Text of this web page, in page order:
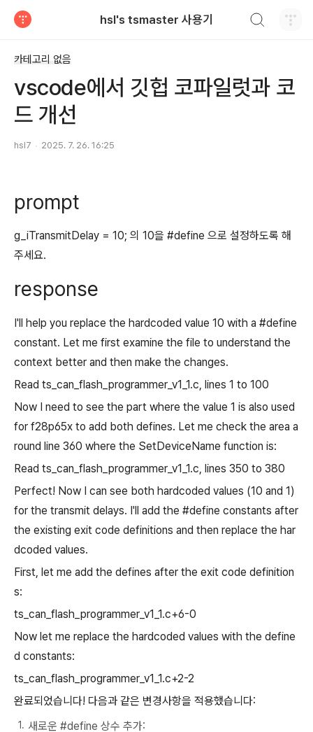
hsl's tsmaster 사용기
카테고리 없음
vscode에서 깃헙 코파일럿과 코
드 개선
hsl7 2025. 7. 26. 16:25
prompt
g_iTransmitDelay = 10; 의 10을 #define 으로 설정하도록 해
주세요.
response
I'll help you replace the hardcoded value 10 with a #define
constant. Let me first examine the file to understand the
context better and then make the changes.
Read ts_can_flash_programmer_v1_1.c, lines 1 to 100
Now I need to see the part where the value 1 is also used
for f28p65x to add both defines. Let me check the area a
round line 360 where the SetDeviceName function is:
Read ts_can_flash_programmer_v1_1.c, lines 350 to 380
Perfect! Now I can see both hardcoded values (10 and 1)
for the transmit delays. I'll add the #define constants after
the existing exit code definitions and then replace the har
dcoded values.
First, let me add the defines after the exit code definition
s:
ts_can_flash_programmer_v1_1.c+6-0
Now let me replace the hardcoded values with the define
d constants:
ts_can_flash_programmer_v1_1.c+2-2
완료되었습니다! 다음과 같은 변경사항을 적용했습니다:
새로운 #define 상수 추가: